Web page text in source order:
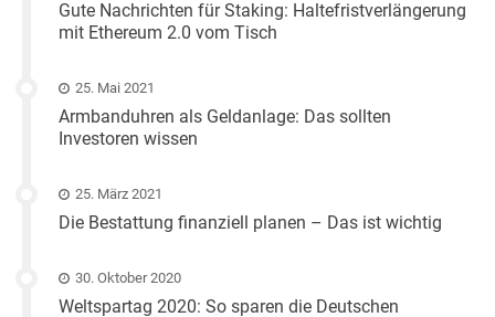
Gute Nachrichten für Staking: Haltefristverlängerung
mit Ethereum 2.0 vom Tisch
25. Mai 2021
Armbanduhren als Geldanlage: Das sollten
Investoren wissen
25. März 2021
Die Bestattung finanziell planen – Das ist wichtig
30. Oktober 2020
Weltspartag 2020: So sparen die Deutschen